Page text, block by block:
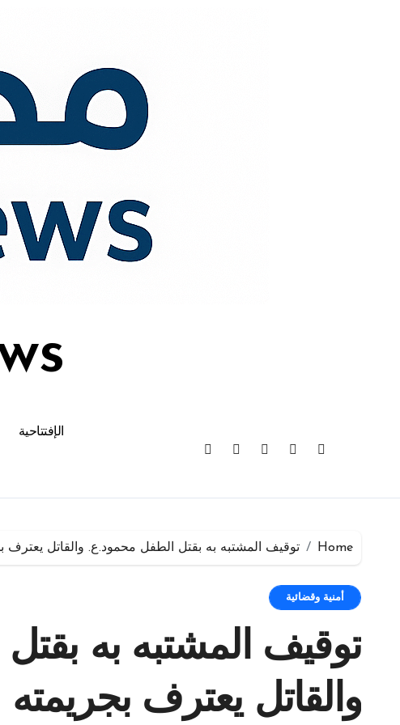
الإفتتاحية
Home توقيف المشتبه به بقتل الطفل محمود.ع. والقاتل يعترف
أمنية وقضائية
توقيف المشتبه به
والقاتل يعترف بجريمته